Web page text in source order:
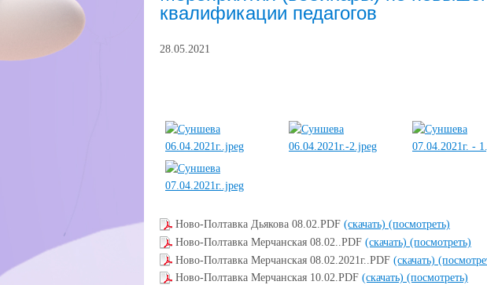
квалификации педагогов
28.05.2021
Ново-Полтавка Дьякова 08.02.PDF (скачать) (посмотреть)
Ново-Полтавка Мерчанская 08.02..PDF (скачать) (посмотреть)
Ново-Полтавка Мерчанская 08.02.2021г..PDF (скачать)
Ново-Полтавка Мерчанская 10.02.PDF (скачать) (посмотреть)